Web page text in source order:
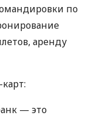
по
аренду
— это